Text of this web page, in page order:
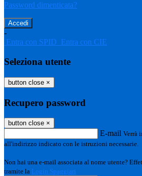
Password dimenticata?
-
Entra con SPID Entra con CIE
Seleziona utente
button close ×
Recupero password
button close ×
E-mail Verrà
all'indirizzo indicato con le istruzioni necessarie.
Non hai una e-mail associata al nome utente?
tramite la Login Spaggiari